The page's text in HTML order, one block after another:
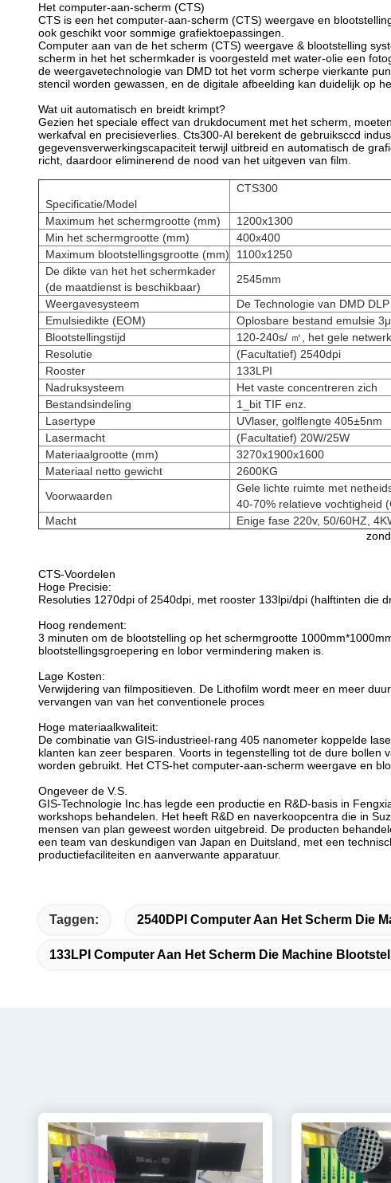
Het computer-aan-scherm (CTS)
CTS is een het computer-aan-scherm (CTS) weergave en
ook geschikt voor sommige grafiektoepassingen.
Computer aan van de het scherm (CTS) weergave & blootstelling
scherm in het het schermkader is voorgesteld met water-olie een
de weergavetechnologie van DMD tot het vorm scherpe vierkante
stencil worden gewassen, en de digitale afbeelding kan duidelijk op
Wat uit automatisch en breidt krimpt?
Gezien het speciale effect van drukdocument met het scherm,
werkafval en precisieverlies. Cts300-AI berekent de gebruiksccd
gegevensverwerkingscapaciteit terwijl uitbreid en automatisch de
richt, daardoor eliminerend de nood van het uitgeven van film.
Specificatie/Model
CTS300
Maximum het schermgrootte (mm)
1200x1300
Min het schermgrootte (mm)
400x400
Maximum blootstellingsgrootte (mm)
1100x1250
De dikte van het het schermkader
(de maatdienst is beschikbaar)
2545mm
Weergavesysteem
De Technologie van DMD DLP
Emulsiedikte (EOM)
Oplosbare bestand emulsie
Blootstellingstijd
120-240s/ ㎡, het gele
Resolutie
(Facultatief) 2540dpi
Rooster
133LPI
Nadruksysteem
Het vaste concentreren zich
Bestandsindeling
1_bit TIF enz.
Lasertype
UVlaser, golflengte 405±5nm
Lasermacht
(Facultatief) 20W/25W
Materiaalgrootte (mm)
3270x1900x1600
Materiaal netto gewicht
2600KG
Voorwaarden
Gele lichte ruimte met
40-70% relatieve vochtigheid
Macht
Enige fase 220v, 50/60HZ,
zonder voorafgaande kennisgeving
CTS-Voordelen
Hoge Precisie:
Resoluties 1270dpi of 2540dpi, met rooster 133lpi/dpi (halftinten die
Hoog rendement:
3 minuten om de blootstelling op het schermgrootte
blootstellingsgroepering en lobor vermindering maken is.
Lage Kosten:
Verwijdering van filmpositieven. De Lithofilm wordt meer en meer
vervangen van van het conventionele proces
Hoge materiaalkwaliteit:
De combinatie van GIS-industrieel-rang 405 nanometer koppelde
klanten kan zeer besparen. Voorts in tegenstelling tot de dure
worden gebruikt. Het CTS-het computer-aan-scherm weergave en
Ongeveer de V.S.
GIS-Technologie Inc.has legde een productie en R&D-basis in
workshops behandelen. Het heeft R&D en naverkoopcentra die in
mensen van plan geweest worden uitgebreid. De producten
een team van deskundigen van Japan en Duitsland, met een
productiefaciliteiten en aanverwante apparatuur.
Taggen: 2540DPI Computer Aan Het Scherm Die
133LPI Computer Aan Het Scherm Die Machine